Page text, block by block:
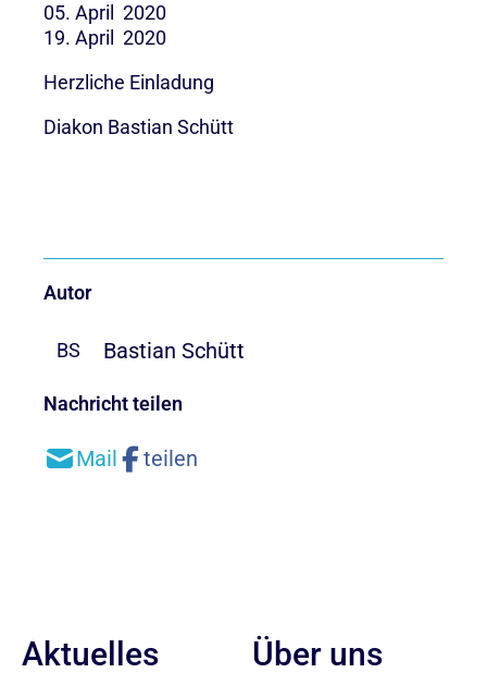
05. April 2020
19. April 2020
Herzliche Einladung
Diakon Bastian Schütt
Autor
BS Bastian Schütt
Nachricht teilen
Aktuelles Über uns